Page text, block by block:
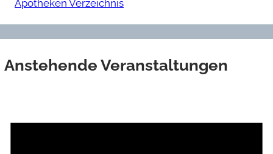
Apotheken Verzeichnis
Anstehende Veranstaltungen